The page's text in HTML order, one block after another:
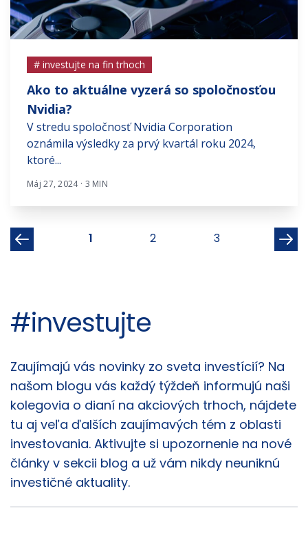
# investujte na fin trhoch
Ako to aktuálne vyzerá so spoločnosťou
Nvidia?
V stredu spoločnosť Nvidia Corporation
oznámila výsledky za prvý kvartál roku 2024,
ktoré...
Máj 27, 2024 · 3 MIN
1 2 3
#investujte
Články
Zaujímajú vás novinky zo sveta investícií? Na
našom blogu vás každý týždeň informujú naši
kolegovia o dianí na akciových trhoch, nájdete
tu aj veľa ďalších zaujímavých tém z oblasti
investovania. Aktivujte si upozornenie na nové
články v sekcii blog a už vám nikdy neuniknú
investičné aktuality.